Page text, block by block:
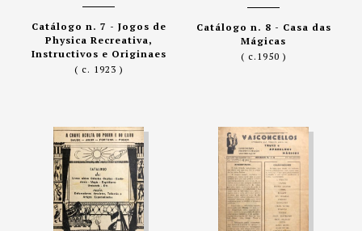
Catálogo n. 7 - Jogos de
Physica Recreativa,
Instructivos e Originaes
( c. 1923 )
Catálogo n. 8 - Casa das
Mágicas
( c.1950 )